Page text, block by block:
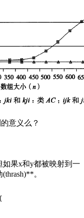
意义么？
如果x和y都被映射到一
。